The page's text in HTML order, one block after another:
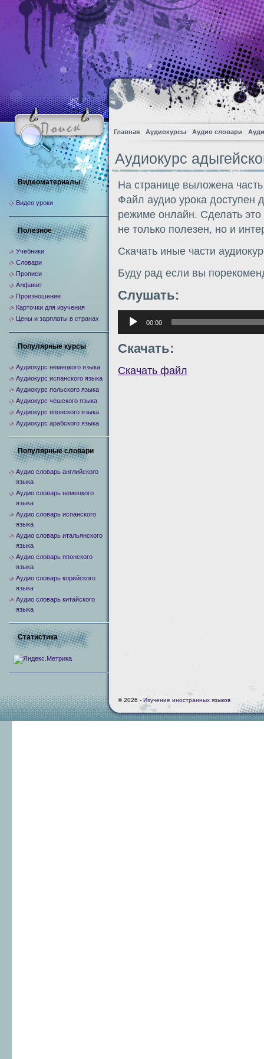
Главная Аудиокурсы Аудио словари
Аудиокурс
На странице выложена
Файл аудио урока доступен
режиме онлайн. Сделать
не только полезен, но и
Скачать иные части
Буду рад если вы
Слушать:
Аудиоплеер
00:00
Скачать:
Скачать файл
Видеоматериалы
Видео уроки
Полезное
Учебники
Словари
Прописи
Алфавит
Произношение
Карточки для изучения
Цены и зарплаты в странах
Популярные курсы
Аудиокурс немецкого языка
Аудиокурс испанского языка
Аудиокурс польского языка
Аудиокурс чешского языка
Аудиокурс японского языка
Аудиокурс арабского языка
Популярные словари
Аудио словарь английского
языка
Аудио словарь немецкого
языка
Аудио словарь испанского
языка
Аудио словарь итальянского
языка
Аудио словарь японского
языка
Аудио словарь корейского
языка
Аудио словарь китайского
языка
Статистика
© 2026 - Изучение иностранных языков